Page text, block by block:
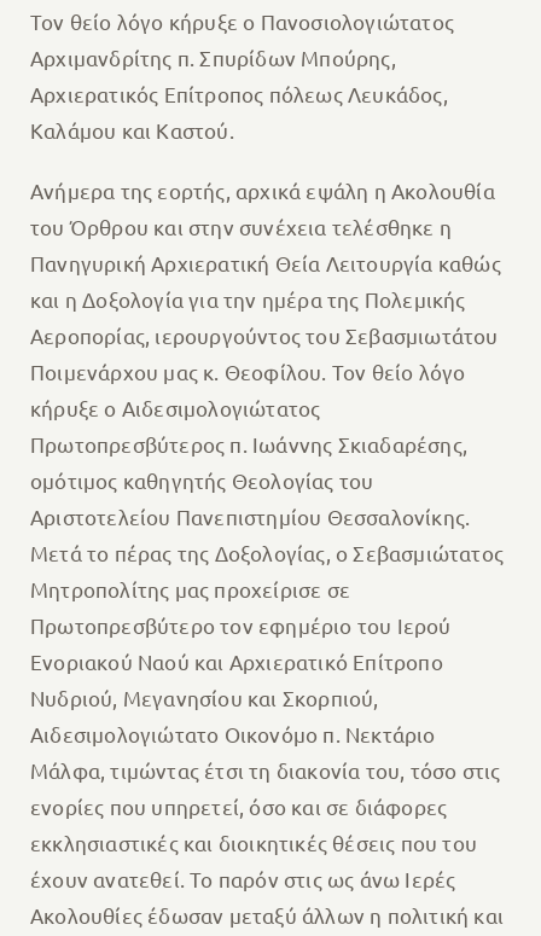
Τον θείο λόγο κήρυξε ο Πανοσιολογιώτατος
Αρχιμανδρίτης π. Σπυρίδων Μπούρης,
Αρχιερατικός Επίτροπος πόλεως Λευκάδος,
Καλάμου και Καστού.
Ανήμερα της εορτής, αρχικά εψάλη η Ακολουθία
του Όρθρου και στην συνέχεια τελέσθηκε η
Πανηγυρική Αρχιερατική Θεία Λειτουργία καθώς
και η Δοξολογία για την ημέρα της Πολεμικής
Αεροπορίας, ιερουργούντος του Σεβασμιωτάτου
Ποιμενάρχου μας κ. Θεοφίλου. Τον θείο λόγο
κήρυξε ο Αιδεσιμολογιώτατος
Πρωτοπρεσβύτερος π. Ιωάννης Σκιαδαρέσης,
ομότιμος καθηγητής Θεολογίας του
Αριστοτελείου Πανεπιστημίου Θεσσαλονίκης.
Μετά το πέρας της Δοξολογίας, ο Σεβασμιώτατος
Μητροπολίτης μας προχείρισε σε
Πρωτοπρεσβύτερο τον εφημέριο του Ιερού
Ενοριακού Ναού και Αρχιερατικό Επίτροπο
Νυδριού, Μεγανησίου και Σκορπιού,
Αιδεσιμολογιώτατο Οικονόμο π. Νεκτάριο
Μάλφα, τιμώντας έτσι τη διακονία του, τόσο στις
ενορίες που υπηρετεί, όσο και σε διάφορες
εκκλησιαστικές και διοικητικές θέσεις που του
έχουν ανατεθεί. Το παρόν στις ως άνω Ιερές
Ακολουθίες έδωσαν μεταξύ άλλων η πολιτική και